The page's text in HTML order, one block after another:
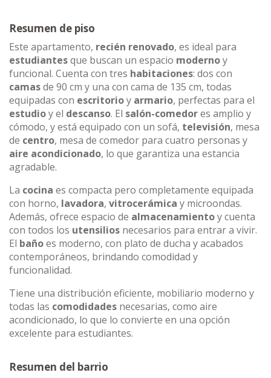
Resumen de piso
Este apartamento, recién renovado, es ideal para
estudiantesque buscan un espacio modernoy
funcional. Cuenta con tres habitaciones: dos con
camasde 90 cm y una con cama de 135 cm, todas
equipadas con escritorioy armario, perfectas para el
estudioy el descanso. El salón-comedores amplio y
cómodo, y está equipado con un sofá, televisión, mesa
de centro, mesa de comedor para cuatro personas y
aire acondicionado, lo que garantiza una estancia
agradable.
La cocina es compacta pero completamente equipada
con horno, lavadora, vitrocerámica y microondas.
Además, ofrece espacio de almacenamientoy cuenta
con todos los utensilios necesarios para entrar a vivir.
El bañoes moderno, con plato de ducha y acabados
contemporáneos, brindando comodidad y
funcionalidad.
Tiene una distribución eficiente, mobiliario moderno y
todas las comodidades necesarias, como aire
acondicionado, lo que lo convierte en una opción
excelente para estudiantes.
Resumen del barrio